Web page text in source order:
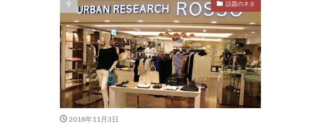
話題のネタ
2018年11月3日